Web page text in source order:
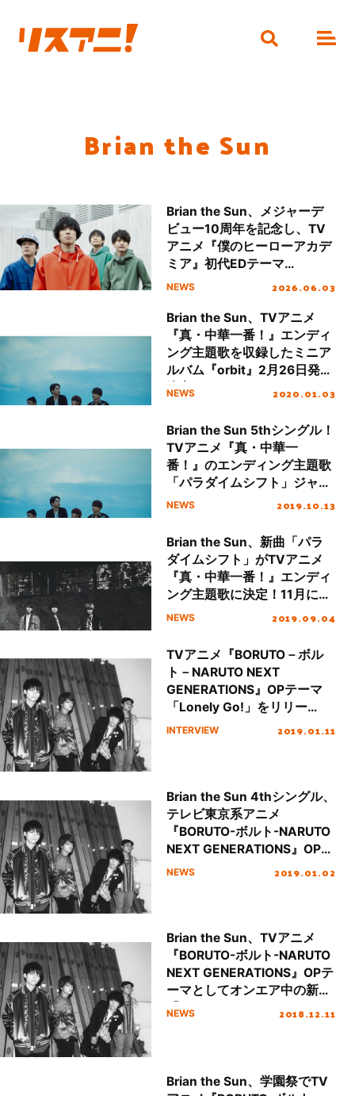
Brian the Sun
Brian the Sun、メジャーデ
ビュー10周年を記念し、TV
アニメ『僕のヒーローアカデ
ミア』初代EDテーマ
「HEROES」MVフルバージ
NEWS 2026.06.03
Brian the Sun、TVアニメ
『真・中華一番！』エンディ
ング主題歌を収録したミニア
ルバム『orbit』2月26日発売
決定！
NEWS 2020.01.03
Brian the Sun 5thシングル！
TVアニメ『真・中華一
番！』のエンディング主題歌
「パラダイムシフト」ジャケ
写＆新アー写解禁！
NEWS 2019.10.13
Brian the Sun、新曲「パラ
ダイムシフト」がTVアニメ
『真・中華一番！』エンディ
ング主題歌に決定！11月にシ
ングルとしてリリース！
NEWS 2019.09.04
TVアニメ『BORUTO－ボル
ト－NARUTO NEXT
GENERATIONS』OPテーマ
「Lonely Go!」をリリー
ス！ Brian the Sunインタ
INTERVIEW 2019.01.11
Brian the Sun 4thシングル、
テレビ東京系アニメ
『BORUTO-ボルト-NARUTO
NEXT GENERATIONS』OPテ
ーマ「Lonely Go!」のMusic
NEWS 2019.01.02
Brian the Sun、TVアニメ
『BORUTO-ボルト-NARUTO
NEXT GENERATIONS』OPテ
ーマとしてオンエア中の新曲
「Lonely Go!」を4thシング
NEWS 2018.12.11
Brian the Sun、学園祭でTV